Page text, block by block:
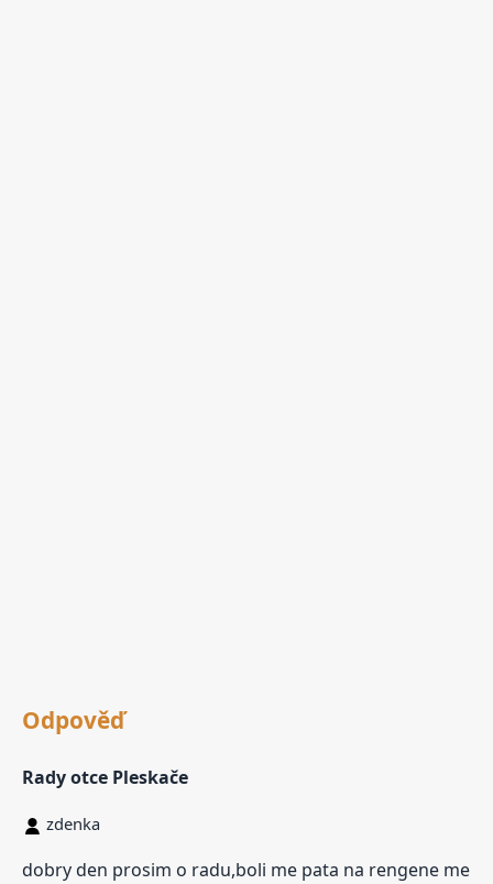
Odpověď
Rady otce Pleskače
zdenka
dobry den prosim o radu,boli me pata na rengene me